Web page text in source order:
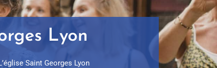
Lyon
Saint Georges Lyon